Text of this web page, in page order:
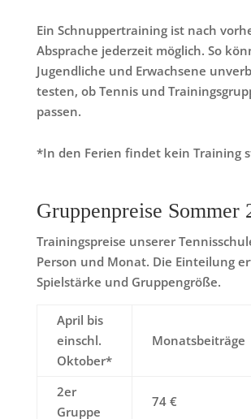
Ein Schnuppertraining ist nach
Absprache jederzeit möglich. So
Jugendliche und Erwachsene
testen, ob Tennis und
passen.
*In den Ferien findet kein Training
Gruppenpreise Sommer
Trainingspreise unserer
Person und Monat. Die Einteilung
Spielstärke und Gruppengröße.
April bis
einschl.
Oktober*
Monatsbeiträge
2er
Gruppe
74 €